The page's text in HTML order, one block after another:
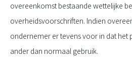
overeenkomst bestaande wettelijke
overheidsvoorschriften. Indien
ondernemer er tevens voor in dat het
ander dan normaal gebruik.